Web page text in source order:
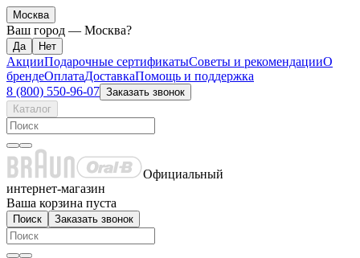
Москва
Ваш город — Москва?
АкцииПодарочные сертификатыСоветы и рекомендацииО
брендеОплатаДоставкаПомощь и поддержка
8 (800) 550-96-07 Заказать звонок
Каталог
Официальный
интернет-магазин
Ваша корзина пуста
Поиск Заказать звонок